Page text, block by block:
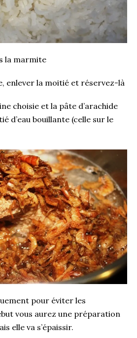
la marmite
enlever la moitié et réservez-là
choisie et la pâte d’arachide
d’eau bouillante (celle sur le
pour éviter les
vous aurez une préparation
elle va s’épaissir.